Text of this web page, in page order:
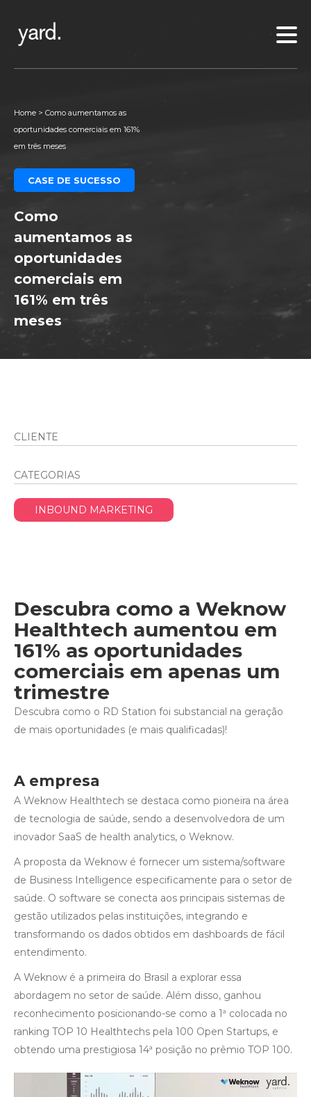
Home > Como aumentamos as
oportunidades comerciais em 161%
em três meses
CASE DE SUCESSO
Como
aumentamos as
oportunidades
comerciais em
161% em três
meses
CLIENTE
CATEGORIAS
INBOUND MARKETING
Descubra como a Weknow
Healthtech aumentou em
161% as oportunidades
comerciais em apenas um
trimestre
Descubra como o RD Station foi substancial na geração
de mais oportunidades (e mais qualificadas)!
A empresa
A Weknow Healthtech se destaca como pioneira na área
de tecnologia de saúde, sendo a desenvolvedora de um
inovador SaaS de health analytics, o Weknow.
A proposta da Weknow é fornecer um sistema/software
de Business Intelligence especificamente para o setor de
saúde. O software se conecta aos principais sistemas de
gestão utilizados pelas instituições, integrando e
transformando os dados obtidos em dashboards de fácil
entendimento.
A Weknow é a primeira do Brasil a explorar essa
abordagem no setor de saúde. Além disso, ganhou
reconhecimento posicionando-se como a 1ª colocada no
ranking TOP 10 Healthtechs pela 100 Open Startups, e
obtendo uma prestigiosa 14ª posição no prêmio TOP 100.